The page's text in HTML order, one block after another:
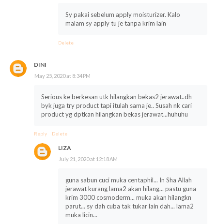
Sy pakai sebelum apply moisturizer. Kalo
malam sy apply tu je tanpa krim lain
Delete
DINI
May 25, 2020 at 8:34 PM
Serious ke berkesan utk hilangkan bekas2 jerawat..dh
byk juga try product tapi itulah sama je.. Susah nk cari
product yg dptkan hilangkan bekas jerawat...huhuhu
Reply Delete
LIZA
July 21, 2020 at 12:18 AM
guna sabun cuci muka centaphil... In Sha Allah
jerawat kurang lama2 akan hilang... pastu guna
krim 3000 cosmoderm... muka akan hilangkn
parut... sy dah cuba tak tukar lain dah... lama2
muka licin...